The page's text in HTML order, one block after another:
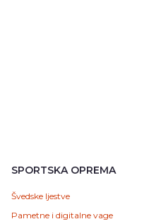
SPORTSKA OPREMA
Švedske ljestve
Pametne i digitalne vage